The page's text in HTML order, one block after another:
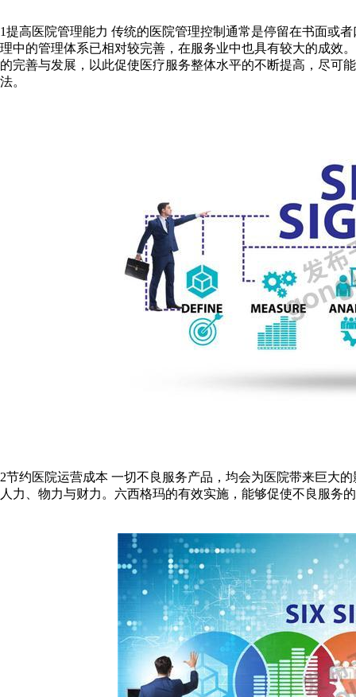
1提高医院管理能力 传统的医院管理控制通常是停留在书面或
理中的管理体系已相对较完善，在服务业中也具有较大的成效
的完善与发展，以此促使医疗服务整体水平的不断提高，尽可
法。
2节约医院运营成本 一切不良服务产品，均会为医院带来巨大
人力、物力与财力。六西格玛的有效实施，能够促使不良服务